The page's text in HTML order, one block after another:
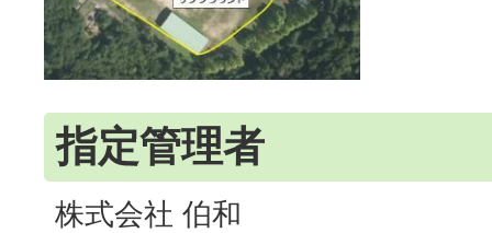
指定管理者
株式会社 伯和